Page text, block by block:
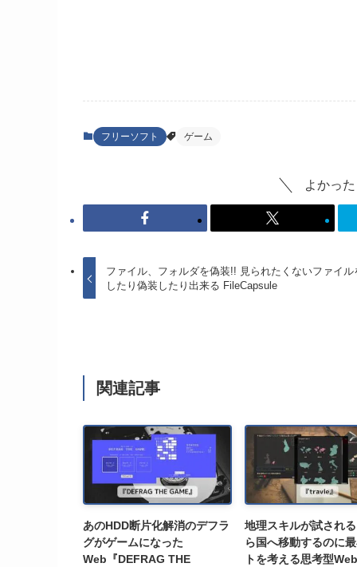
フリーソフト ゲーム
よかっ
ファイル、フォルダを偽装!! 見られたくないファイル
したり偽装したり出来る FileCapsule
関連記事
あのHDD断片化解消のデフラ
グがゲームになった
Web『DEFRAG THE
地理スキルが試され
ら国へ移動するのに
トを考える思考型